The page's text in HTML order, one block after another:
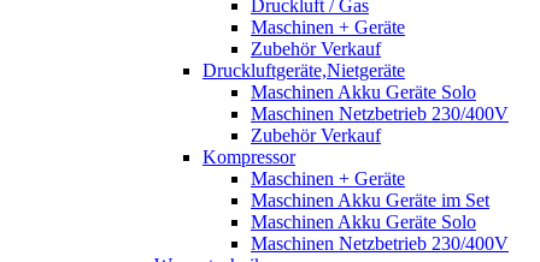
Druckluft / Gas
Maschinen + Geräte
Zubehör Verkauf
Druckluftgeräte,Nietgeräte
Maschinen Akku Geräte Solo
Maschinen Netzbetrieb 230/400V
Zubehör Verkauf
Kompressor
Maschinen + Geräte
Maschinen Akku Geräte im Set
Maschinen Akku Geräte Solo
Maschinen Netzbetrieb 230/400V